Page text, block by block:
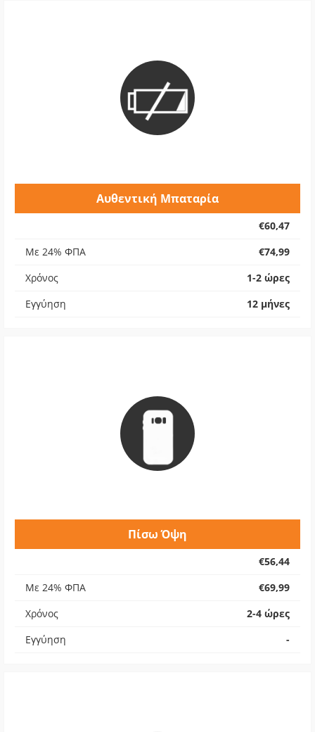
Αυθεντική Μπαταρία
€60,47
Με 24% ΦΠΑ
€74,99
Χρόνος
1-2 ώρες
Εγγύηση
12 μήνες
Πίσω Όψη
€56,44
Με 24% ΦΠΑ
€69,99
Χρόνος
2-4 ώρες
Εγγύηση
-